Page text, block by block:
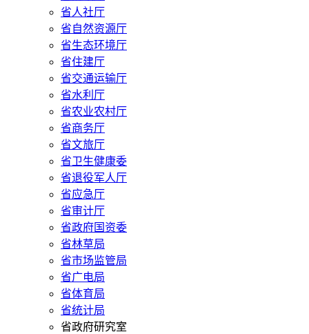
省人社厅
省自然资源厅
省生态环境厅
省住建厅
省交通运输厅
省水利厅
省农业农村厅
省商务厅
省文旅厅
省卫生健康委
省退役军人厅
省应急厅
省审计厅
省政府国资委
省林草局
省市场监管局
省广电局
省体育局
省统计局
省政府研究室